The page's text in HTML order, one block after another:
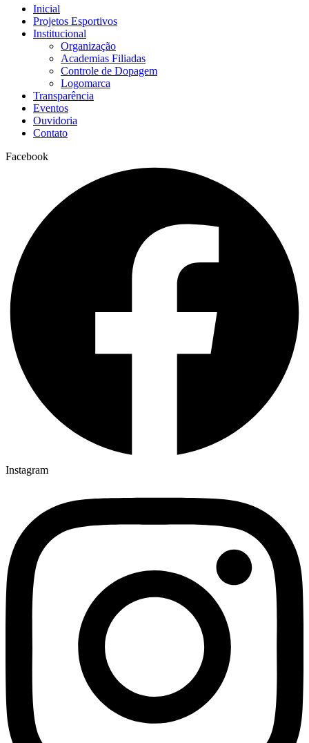
Inicial
Projetos Esportivos
Institucional
Organização
Academias Filiadas
Controle de Dopagem
Logomarca
Transparência
Eventos
Ouvidoria
Contato
Facebook
Instagram